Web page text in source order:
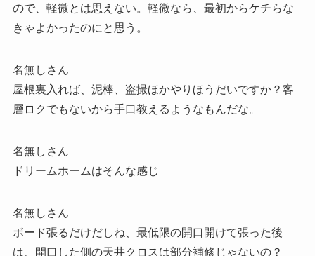
ので、軽微とは思えない。軽微なら、最初からケチらな
きゃよかったのにと思う。
名無しさん
屋根裏入れば、泥棒、盗撮ほかやりほうだいですか？客
層ロクでもないから手口教えるようなもんだな。
名無しさん
ドリームホームはそんな感じ
名無しさん
ボード張るだけだしね、最低限の開口開けて張った後
は、開口した側の天井クロスは部分補修じゃないの？